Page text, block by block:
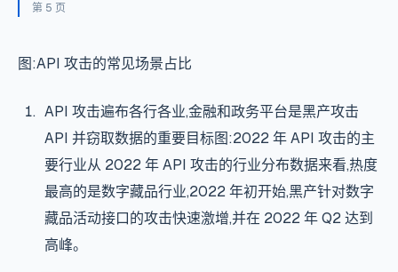
第 5 页
图:API 攻击的常见场景占比
API 攻击遍布各行各业,金融和政务平台是黑产攻击
API 并窃取数据的重要目标图:2022 年 API 攻击的主
要行业从 2022 年 API 攻击的行业分布数据来看,热度
最高的是数字藏品行业,2022 年初开始,黑产针对数字
藏品活动接口的攻击快速激增,并在 2022 年 Q2 达到
高峰。